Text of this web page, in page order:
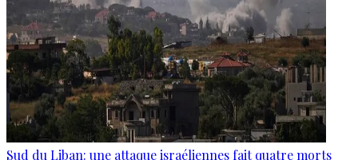
Sud du Liban: une attaque israéliennes fait quatre morts